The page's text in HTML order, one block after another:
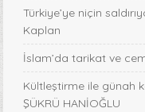
Türkiye’ye niçin
Kaplan
İslam’da tarikat ve
Kültleştirme ile günah
ŞÜKRÜ HANİOĞLU